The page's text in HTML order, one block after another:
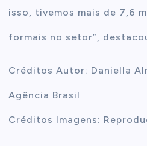
isso, tivemos mais de 7,6
formais no setor”,
Créditos Autor: Daniella
Agência Brasil
Créditos Imagens: